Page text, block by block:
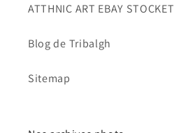
ATTHNIC ART EBAY STOCKET
Blog de Tribalgh
Sitemap